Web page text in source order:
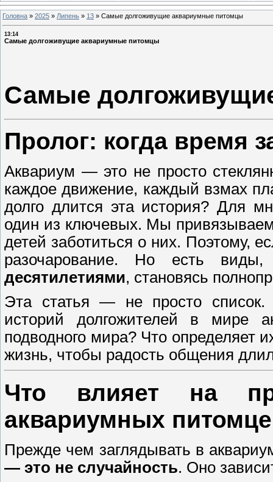
Головна » 2025 » Липень » 13 » Самые долгоживущие аквариумные питомцы
13:14
Самые долгоживущие аквариумные питомцы
Самые
Пролог: когда время
Аквариум — это не просто
каждое движение, каждый взмах
долго длится эта история? Для
один из ключевых. Мы
детей заботиться о них. Поэтому,
разочарование. Но есть
десятилетиями, становясь
Эта статья — не просто список.
историй долгожителей в мире
подводного мира? Что определяет
жизнь, чтобы радость общения
Что влияет на
аквариумных
Прежде чем заглядывать в
— это не случайность. Оно